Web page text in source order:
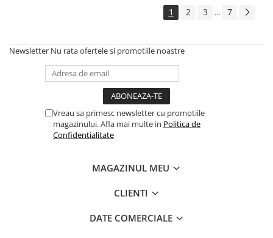
1 2 3 ... 7
Newsletter Nu rata ofertele si promotiile noastre
Vreau sa primesc newsletter cu promotiile
magazinului. Afla mai multe in Politica de
Confidentialitate
MAGAZINUL MEU
CLIENTI
DATE COMERCIALE